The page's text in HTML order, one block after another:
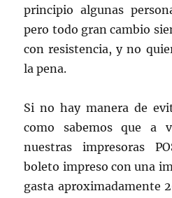
principio algunas
pero todo gran cambio
con resistencia, y no
la pena.
Si no hay manera de
como sabemos que a
nuestras impresoras
boleto impreso con una
gasta aproximadamente